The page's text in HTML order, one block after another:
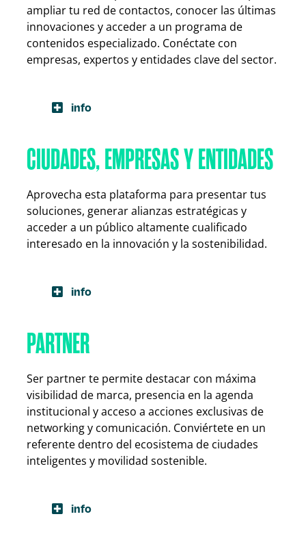
ampliar tu red de contactos, conocer las últimas
innovaciones y acceder a un programa de
contenidos especializado. Conéctate con
empresas, expertos y entidades clave del sector.
info
CIUDADES, EMPRESAS Y ENTIDADES
Aprovecha esta plataforma para presentar tus
soluciones, generar alianzas estratégicas y
acceder a un público altamente cualificado
interesado en la innovación y la sostenibilidad.
info
PARTNER
Ser partner te permite destacar con máxima
visibilidad de marca, presencia en la agenda
institucional y acceso a acciones exclusivas de
networking y comunicación. Conviértete en un
referente dentro del ecosistema de ciudades
inteligentes y movilidad sostenible.
info